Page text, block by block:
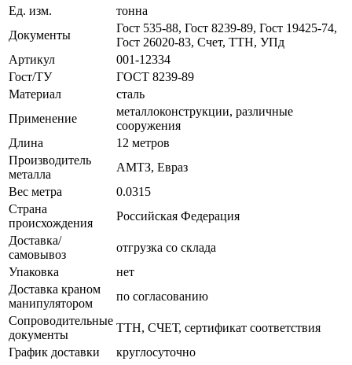
Ед. изм.
тонна
Документы
Гост 535-88, Гост 8239-89, Гост 19425-74,
Гост 26020-83, Счет, ТТН, УПд
Артикул
001-12334
Гост/ТУ
ГОСТ 8239-89
Материал
сталь
Применение
металлоконструкции, различные
сооружения
Длина
12 метров
Производитель
металла
АМТЗ, Евраз
Вес метра
0.0315
Страна
происхождения
Российская Федерация
Доставка/
самовывоз
отгрузка со склада
Упаковка
нет
Доставка краном
манипулятором
по согласованию
Сопроводительные
документы
ТТН, СЧЕТ, сертификат соответствия
График доставки
круглосуточно